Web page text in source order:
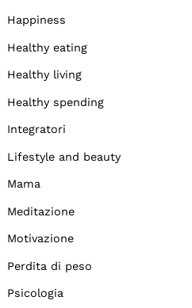
Happiness
Healthy eating
Healthy living
Healthy spending
Integratori
Lifestyle and beauty
Mama
Meditazione
Motivazione
Perdita di peso
Psicologia